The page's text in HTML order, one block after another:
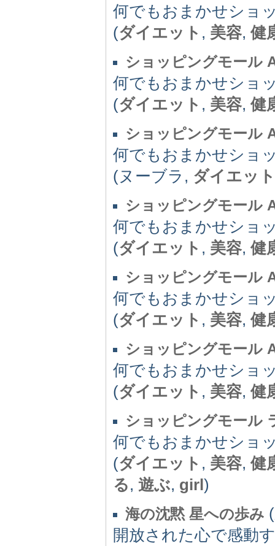
何でもおまかせショ
(ダイエット , 美容, 健
ショッピングモール
何でもおまかせショ
(ダイエット , 美容, 健
ショッピングモール
何でもおまかせショ
(ヌーブラ, ダイエット
ショッピングモール
何でもおまかせショ
(ダイエット , 美容, 健
ショッピングモール
何でもおまかせショ
(ダイエット , 美容, 健
ショッピングモール
何でもおまかせショ
(ダイエット , 美容, 健
ショッピングモール
何でもおまかせショ
(ダイエット , 美容, 健
る, 遊ぶ, girl)
海の沈黙 星への歩み
開放された心で感動